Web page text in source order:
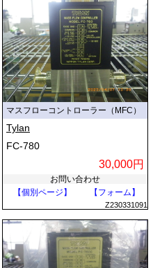
マスフローコントローラー（MFC）
Tylan
FC-780
30,000円
お問い合わせ
【個別ページ】
【フォーム】
Z230331091